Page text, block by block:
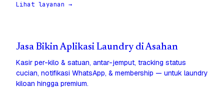
Lihat layanan →
Jasa Bikin Aplikasi Laundry di Asahan
Kasir per-kilo & satuan, antar-jemput, tracking status
cucian, notifikasi WhatsApp, & membership — untuk laundry
kiloan hingga premium.